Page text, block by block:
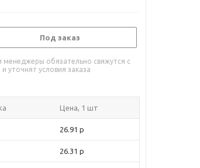
Под заказ
менеджеры обязательно свяжутся с
и уточнят условия заказа
Цена, 1 шт
26.91 р
26.31 р